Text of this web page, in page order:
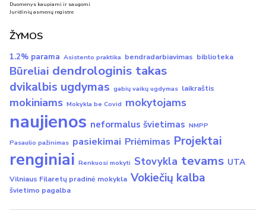
Duomenys kaupiami ir saugomi
Juridinių asmenų registre
ŽYMOS
1.2% parama Asistento praktika bendradarbiavimas biblioteka
Būreliai dendrologinis takas
dvikalbis ugdymas gabių vaikų ugdymas laikraštis
mokiniams Mokykla be Covid mokytojams
naujienos neformalus švietimas NMPP
Pasaulio pažinimas pasiekimai Priėmimas Projektai
renginiai Renkuosi mokyti Stovykla tevams UTA
Vilniaus Filaretų pradinė mokykla Vokiečių kalba
švietimo pagalba